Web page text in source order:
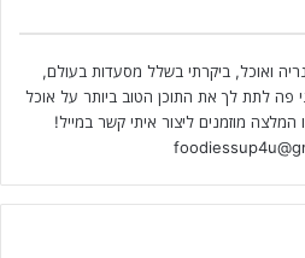
ואוכל, ביקרתי בשלל מסעדות בעולם,
פה לתת לך את התוכן הטוב ביותר על אוכל
מוזמנים ליצור איתי קשר במייל!